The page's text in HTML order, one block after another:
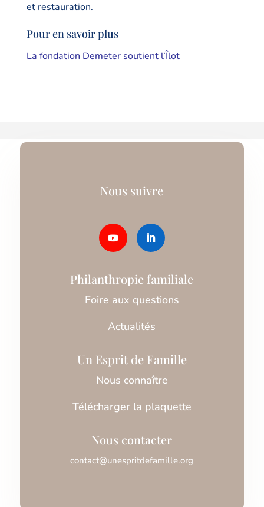
et restauration.
Pour en savoir plus
La fondation Demeter soutient l’Îlot
Nous suivre
Philanthropie familiale
Foire aux questions
Actualités
Un Esprit de Famille
Nous connaître
Télécharger la plaquette
Nous contacter
contact@unespritdefamille.org